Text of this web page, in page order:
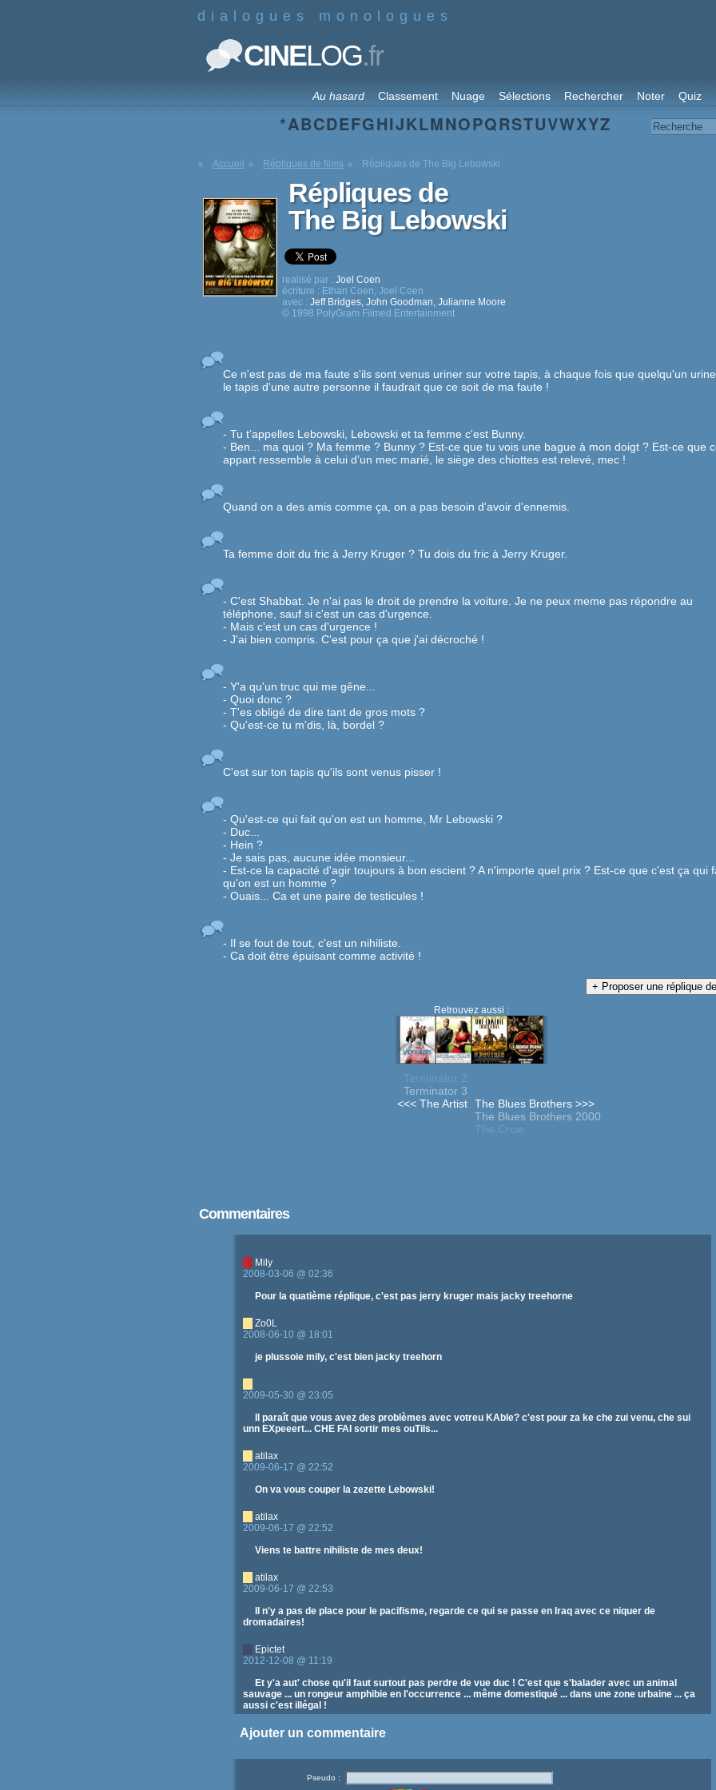
dialogues monologues
CINELOG.fr
Au hasard Classement Nuage Sélections Rechercher Noter Quiz
*ABCDEFGHIJKLMNOPQRSTUVWXYZ
Accueil Répliques de films Répliques de The Big Lebowski
Répliques de
The Big Lebowski
realisé par : Joel Coen
écriture : Ethan Coen, Joel Coen
avec : Jeff Bridges, John Goodman, Julianne Moore
© 1998 PolyGram Filmed Entertainment
Ce n'est pas de ma faute s'ils sont venus uriner sur votre tapis, à chaque fois que quelqu'un
le tapis d'une autre personne il faudrait que ce soit de ma faute !
- Tu t’appelles Lebowski, Lebowski et ta femme c'est Bunny.
- Ben... ma quoi ? Ma femme ? Bunny ? Est-ce que tu vois une bague à mon doigt ? Est-ce que
appart ressemble à celui d’un mec marié, le siège des chiottes est relevé, mec !
Quand on a des amis comme ça, on a pas besoin d'avoir d'ennemis.
Ta femme doit du fric à Jerry Kruger ? Tu dois du fric à Jerry Kruger.
- C'est Shabbat. Je n'ai pas le droit de prendre la voiture. Je ne peux meme pas répondre au
téléphone, sauf si c'est un cas d'urgence.
- Mais c'est un cas d'urgence !
- J'ai bien compris. C'est pour ça que j'ai décroché !
- Y'a qu'un truc qui me gêne...
- Quoi donc ?
- T'es obligé de dire tant de gros mots ?
- Qu'est-ce tu m'dis, là, bordel ?
C'est sur ton tapis qu'ils sont venus pisser !
- Qu'est-ce qui fait qu'on est un homme, Mr Lebowski ?
- Duc...
- Hein ?
- Je sais pas, aucune idée monsieur...
- Est-ce la capacité d'agir toujours à bon escient ? A n'importe quel prix ? Est-ce que c'est ça qui
qu'on est un homme ?
- Ouais... Ca et une paire de testicules !
- Il se fout de tout, c'est un nihiliste.
- Ca doit être épuisant comme activité !
Retrouvez aussi :
Terminator 2
Terminator 3
<<< The Artist The Blues Brothers >>>
The Blues Brothers 2000
The Crow
Commentaires
Mily
2008-03-06 @ 02:36
Pour la quatième réplique, c'est pas jerry kruger mais jacky treehorne
Zo0L
2008-06-10 @ 18:01
je plussoie mily, c'est bien jacky treehorn
2009-05-30 @ 23:05
Il paraît que vous avez des problèmes avec votreu KAble? c'est pour za ke che zui venu, che sui
unn EXpeeert... CHE FAI sortir mes ouTils...
atilax
2009-06-17 @ 22:52
On va vous couper la zezette Lebowski!
atilax
2009-06-17 @ 22:52
Viens te battre nihiliste de mes deux!
atilax
2009-06-17 @ 22:53
Il n'y a pas de place pour le pacifisme, regarde ce qui se passe en Iraq avec ce niquer de
dromadaires!
Epictet
2012-12-08 @ 11:19
Et y'a aut' chose qu'il faut surtout pas perdre de vue duc ! C'est que s'balader avec un animal
sauvage ... un rongeur amphibie en l'occurrence ... même domestiqué ... dans une zone urbaine ... ça
aussi c'est illégal !
Epictet
2012-12-08 @ 11:22
Tu peux me dire ce qu'on en a à foutre d'une putain de marmotte ?!
Ajouter un commentaire
Pseudo :